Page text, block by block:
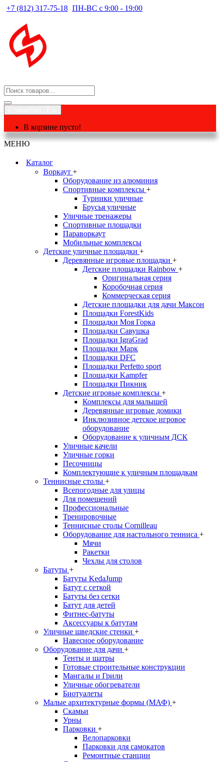
+7 (812) 317-75-18 ПН-ВС с 9:00 - 19:00
В корзине пусто!
МЕНЮ
Каталог
Воркаут +
Оборудование из алюминия
Спортивные комплексы +
Турники уличные
Брусья уличные
Уличные тренажеры
Спортивные площадки
Параворкаут
Мобильные комплексы
Детские уличные площадки +
Деревянные игровые площадки +
Детские площадки Rainbow +
Оригинальная серия
Коробочная серия
Коммерческая серия
Детские площадки для дачи Максон
Площадки ForestKids
Площадки Моя Горка
Площадки Савушка
Площадки IgraGrad
Площадки Марк
Площадки DFC
Площадки Perfetto sport
Площадки Kampfer
Площадки Пикник
Детские игровые комплексы +
Комплексы для малышей
Деревянные игровые домики
Инклюзивное детское игровое
оборудование
Оборудование к уличным ДСК
Уличные качели
Уличные горки
Песочницы
Комплектующие к уличным площадкам
Теннисные столы +
Всепогодные для улицы
Для помещений
Профессиональные
Тренировочные
Теннисные столы Cornilleau
Оборудование для настольного тенниса +
Мячи
Ракетки
Чехлы для столов
Батуты +
Батуты KedaJump
Батут с сеткой
Батуты без сетки
Батут для детей
Фитнес-батуты
Аксессуары к батутам
Уличные шведские стенки +
Навесное оборудование
Оборудование для дачи +
Тенты и шатры
Готовые строительные конструкции
Мангалы и Грили
Уличные обогреватели
Биотуалеты
Малые архитектурные формы (МАФ) +
Скамьи
Урны
Парковки +
Велопарковки
Парковки для самокатов
Ремонтные станции